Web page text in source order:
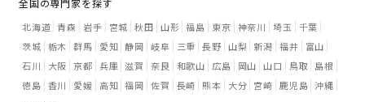
全国の専門家を探す
北海道 青森 岩手 宮城 秋田 山形 福島 東京 神奈川 埼玉
千葉
茨城 栃木 群馬 愛知 静岡 岐阜 三重 長野 山梨 新潟 福井
富山
石川
大阪 京都 兵庫 滋賀 奈良 和歌山 広島 岡山 山口 鳥取
島根
徳島 香川 愛媛 高知 福岡 佐賀 長崎 熊本 大分 宮崎 鹿児島 沖縄